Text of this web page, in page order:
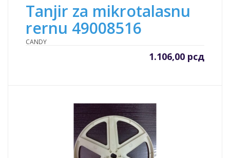
Tanjir za mikrotalasnu
rernu 49008516
CANDY
1.106,00 рсд